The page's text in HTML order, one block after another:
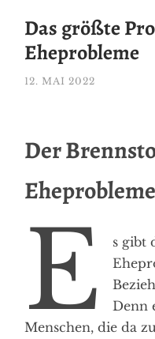
Das größte
Eheprobleme
12. MAI 2022
Der
E
s gibt
Denn
Menschen, die da